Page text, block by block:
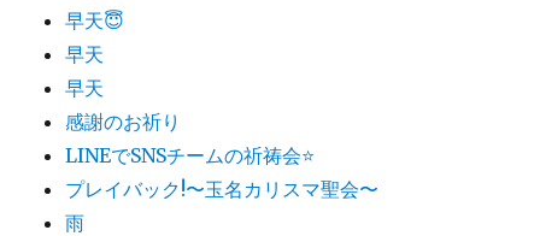
早天😇
早天
早天
感謝のお祈り
LINEでSNSチームの祈祷会​⭐️
プレイバック!〜玉名カリスマ聖会〜
雨